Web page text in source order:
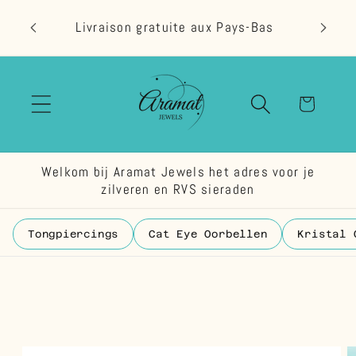
passer
contenu
Livraison gratuite aux Pays-Bas
Panier
Welkom bij Aramat Jewels het adres voor je
zilveren en RVS sieraden
Tongpiercings Cat Eye Oorbellen Kristal